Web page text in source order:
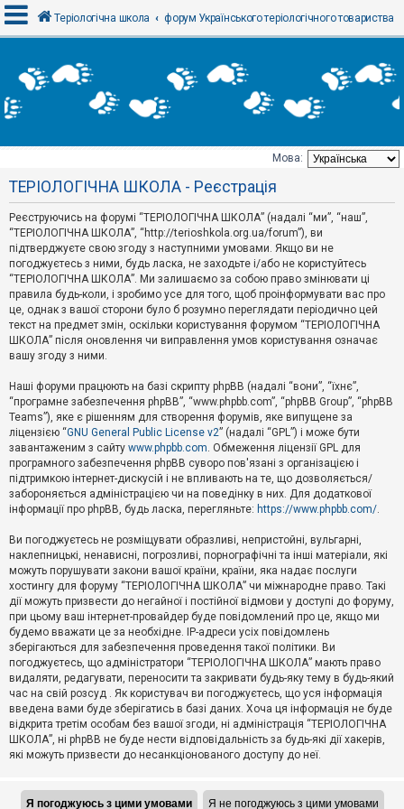
х
і
Т
е
м
и
б
е
з
в
і
д
п
о
в
і
д
й
А
к
т
и
в
н
і
м
и
П
о
ш
у
Д
о
п
о
м
Теріологічна школа форум Українського теріологічного товариства
Мова:
ТЕРІОЛОГІЧНА ШКОЛА - Реєстрація
Реєструючись на форумі “ТЕРІОЛОГІЧНА ШКОЛА” (надалі “ми”, “наш”,
“ТЕРІОЛОГІЧНА ШКОЛА”, “http://terioshkola.org.ua/forum”), ви
підтверджуєте свою згоду з наступними умовами. Якщо ви не
погоджуєтесь з ними, будь ласка, не заходьте і/або не користуйтесь
“ТЕРІОЛОГІЧНА ШКОЛА”. Ми залишаємо за собою право змінювати ці
правила будь-коли, і зробимо усе для того, щоб проінформувати вас про
це, однак з вашої сторони було б розумно переглядати періодично цей
текст на предмет змін, оскільки користування форумом “ТЕРІОЛОГІЧНА
ШКОЛА” після оновлення чи виправлення умов користування означає
вашу згоду з ними.
Наші форуми працюють на базі скрипту phpBB (надалі “вони”, “їхнє”,
“програмне забезпечення phpBB”, “www.phpbb.com”, “phpBB Group”, “phpBB
Teams”), яке є рішенням для створення форумів, яке випущене за
ліцензією “GNU General Public License v2” (надалі “GPL”) і може бути
завантаженим з сайту www.phpbb.com. Обмеження ліцензії GPL для
програмного забезпечення phpBB суворо пов'язані з організацією і
підтримкою інтернет-дискусій і не впливають на те, що дозволяється/
забороняється адміністрацією чи на поведінку в них. Для додаткової
інформації про phpBB, будь ласка, перегляньте: https://www.phpbb.com/.
Ви погоджуєтесь не розміщувати образливі, непристойні, вульгарні,
наклепницькі, ненависні, погрозливі, порнографічні та інші матеріали, які
можуть порушувати закони вашої країни, країни, яка надає послуги
хостингу для форуму “ТЕРІОЛОГІЧНА ШКОЛА” чи міжнародне право. Такі
дії можуть призвести до негайної і постійної відмови у доступі до форуму,
при цьому ваш інтернет-провайдер буде повідомлений про це, якщо ми
будемо вважати це за необхідне. IP-адреси усіх повідомлень
зберігаються для забезпечення проведення такої політики. Ви
погоджуєтесь, що адміністратори “ТЕРІОЛОГІЧНА ШКОЛА” мають право
видаляти, редагувати, переносити та закривати будь-яку тему в будь-який
час на свій розсуд . Як користувач ви погоджуєтесь, що уся інформація
введена вами буде зберігатись в базі даних. Хоча ця інформація не буде
відкрита третім особам без вашої згоди, ні адміністрація “ТЕРІОЛОГІЧНА
ШКОЛА”, ні phpBB не буде нести відповідальність за будь-які дії хакерів,
які можуть призвести до несанкціонованого доступу до неї.